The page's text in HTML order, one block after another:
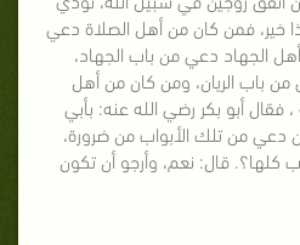
خير، فمن كان من أهل الصلاة دعي
الجهاد دعي من باب الجهاد،
باب الريان، ومن كان من أهل
أبو بكر رضي الله عنه: بأبي
دعي من تلك الأبواب من ضرورة،
كلها؟. قال: نعم، وأرجو أن تكون